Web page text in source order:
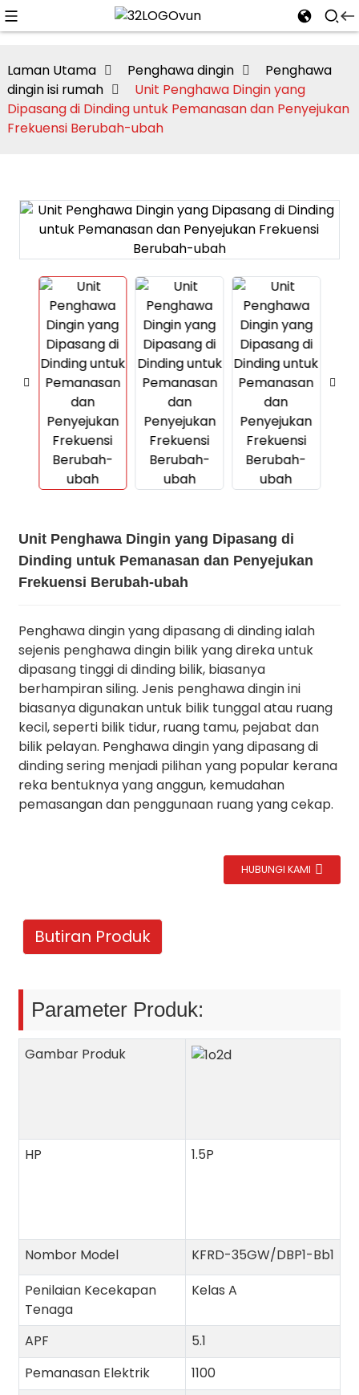
Laman Utama Penghawa dingin
Penghawa
dingin isi rumah
Unit Penghawa Dingin yang
Dipasang di Dinding untuk Pemanasan dan Penyejukan
Frekuensi Berubah-ubah
Unit Penghawa Dingin yang Dipasang di
Dinding untuk Pemanasan dan Penyejukan
Frekuensi Berubah-ubah
Penghawa dingin yang dipasang di dinding ialah
sejenis penghawa dingin bilik yang direka untuk
dipasang tinggi di dinding bilik, biasanya
berhampiran siling. Jenis penghawa dingin ini
biasanya digunakan untuk bilik tunggal atau ruang
kecil, seperti bilik tidur, ruang tamu, pejabat dan
bilik pelayan. Penghawa dingin yang dipasang di
dinding sering menjadi pilihan yang popular kerana
reka bentuknya yang anggun, kemudahan
pemasangan dan penggunaan ruang yang cekap.
HUBUNGI KAMI
Butiran Produk
Parameter Produk:
Gambar Produk
HP 1.5P
Nombor Model
KFRD-35GW/DBP1-Bb1
Penilaian Kecekapan
Tenaga
Kelas A
APF
5.1
Pemanasan Elektrik
1100